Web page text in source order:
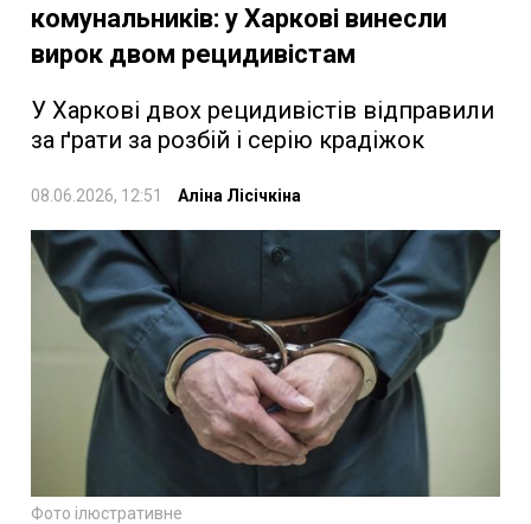
комунальників: у Харкові винесли
вирок двом рецидивістам
У Харкові двох рецидивістів відправили
за ґрати за розбій і серію крадіжок
08.06.2026, 12:51 Аліна Лісічкіна
Фото ілюстративне